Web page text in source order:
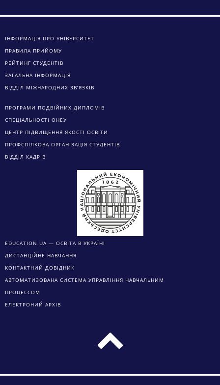
ІНФОРМАЦІЯ ПРО УНІВЕРСИТЕТ
ПРАВИЛА ПРИЙОМУ
РЕЙТИНГ СТУДЕНТІВ
ЗАГАЛЬНА ІНФОРМАЦІЯ
ВІДДІЛ МІЖНАРОДНИХ ЗВ’ЯЗКІВ
ПРОГРАМИ ПОДВІЙНИХ ДИПЛОМІВ
СПЕЦІАЛЬНОСТІ ОНЕУ
ЦЕНТР ПІДВИЩЕННЯ ЯКОСТІ ОСВІТИ
ПРОФСПІЛКОВА ОРГАНІЗАЦІЯ СТУДЕНТІВ
ВІДДІЛ КАДРІВ
EDUCATION.UA — ОСВІТА В УКРАЇНІ
ДИСТАНЦІЙНЕ НАВЧАННЯ
КОНТАКТНИЙ ДОВІДНИК
АВТОМАТИЗОВАНА СИСТЕМА УПРАВЛІННЯ НАВЧАЛЬНИМ
ПРОЦЕССОМ
ЕЛЕКТРОНИЙ АРХІВ